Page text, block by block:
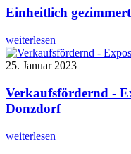
Einheitlich
weiterlesen
25. Januar 2023
Verkaufsfördernd -
Donzdorf
weiterlesen